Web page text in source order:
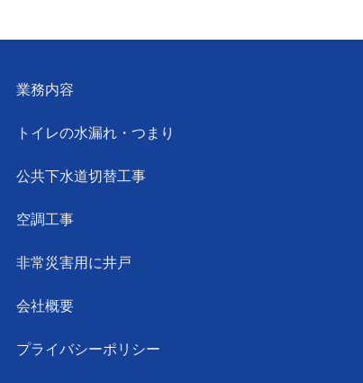
業務内容
トイレの水漏れ・つまり
公共下水道切替工事
空調工事
非常災害用に井戸
会社概要
プライバシーポリシー